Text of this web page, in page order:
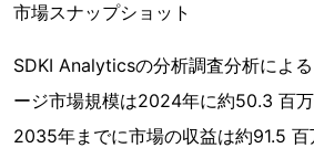
市場スナップショット
SDKI Analyticsの分析調査分析によ
ージ市場規模は2024年に約50.3 百万
2035年までに市場の収益は約91.5 百